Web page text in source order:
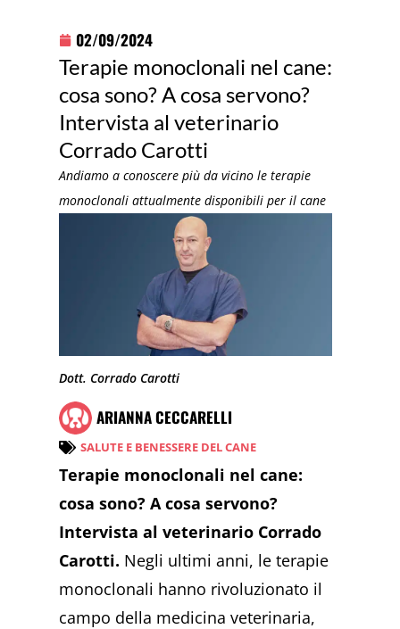
02/09/2024
Terapie monoclonali nel cane:
cosa sono? A cosa servono?
Intervista al veterinario
Corrado Carotti
Andiamo a conoscere più da vicino le terapie
monoclonali attualmente disponibili per il cane
Dott. Corrado Carotti
ARIANNA CECCARELLI
SALUTE E BENESSERE DEL CANE
Terapie monoclonali nel cane:
cosa sono? A cosa servono?
Intervista al veterinario Corrado
Carotti. Negli ultimi anni, le terapie
monoclonali hanno rivoluzionato il
campo della medicina veterinaria,